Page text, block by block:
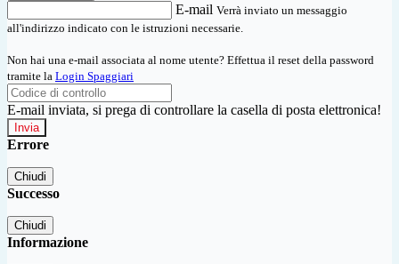
E-mail Verrà inviato un messaggio
all'indirizzo indicato con le istruzioni necessarie.
Non hai una e-mail associata al nome utente? Effettua il reset della password
tramite la Login Spaggiari
E-mail inviata, si prega di controllare la casella di posta elettronica!
Errore
Chiudi
Successo
Chiudi
Informazione